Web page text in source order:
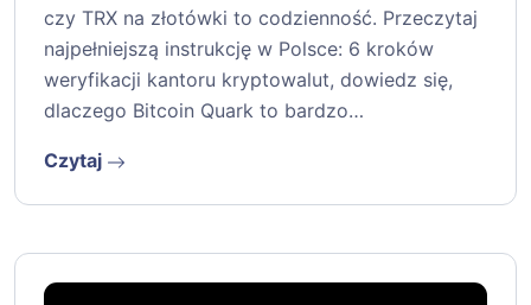
czy TRX na złotówki to codzienność. Przeczytaj
najpełniejszą instrukcję w Polsce: 6 kroków
weryfikacji kantoru kryptowalut, dowiedz się,
dlaczego Bitcoin Quark to bardzo…
Czytaj